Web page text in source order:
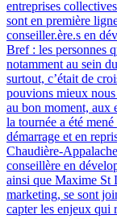
entreprises
sont en première
conseiller.ère.s en
Bref : les personnes
notamment au sein
surtout, c’était de
pouvions mieux
au bon moment, aux
la tournée a été
démarrage et en
Chaudière-
conseillère en
ainsi que Maxime St
marketing, se sont
capter les enjeux qui